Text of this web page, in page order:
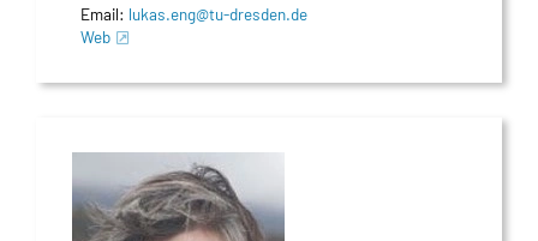
Email: lukas.eng@​tu-dresden.de
Web